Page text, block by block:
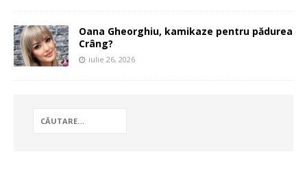
Oana Gheorghiu, kamikaze pentru pădurea
Crâng?
iulie 26, 2026